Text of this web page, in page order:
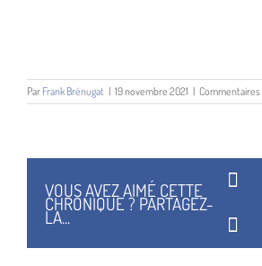
Par Frank Brénugat | 19 novembre 2021 |
VOUS AVEZ AIMÉ CETTE
CHRONIQUE ? PARTAGEZ-
LA...